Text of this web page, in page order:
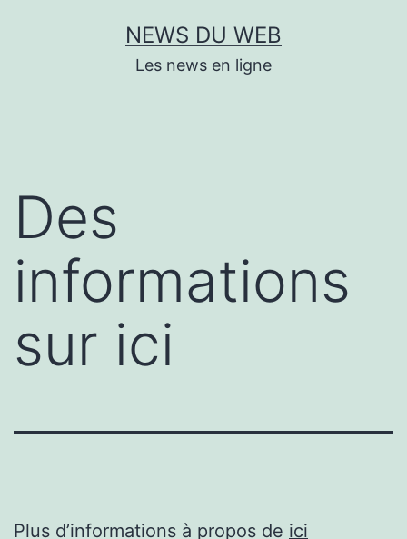
NEWS DU WEB
Les news en ligne
Des
informations
sur ici
Plus d’informations à propos de ici